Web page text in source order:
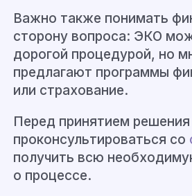
Важно также понимать
сторону вопроса: ЭКО
дорогой процедурой, но
предлагают программы
или страхование.
Перед принятием
проконсультироваться со
получить всю
о процессе.